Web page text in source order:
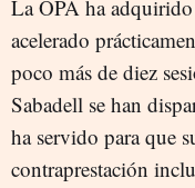
La OPA ha
acelerado
poco más de diez
Sabadell se han
ha servido para que
contraprestación